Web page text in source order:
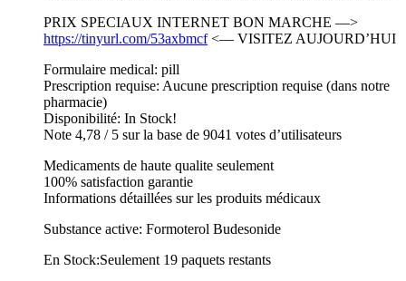
PRIX SPECIAUX INTERNET BON MARCHE —>
https://tinyurl.com/53axbmcf<— VISITEZ AUJOURD’HUI
Formulaire medical: pill
Prescription requise: Aucune prescription requise (dans notre
pharmacie)
Disponibilité: In Stock!
Note 4,78 / 5 sur la base de 9041 votes d’utilisateurs
Medicaments de haute qualite seulement
100% satisfaction garantie
Informations détaillées sur les produits médicaux
Substance active: Formoterol Budesonide
En Stock:Seulement 19 paquets restants